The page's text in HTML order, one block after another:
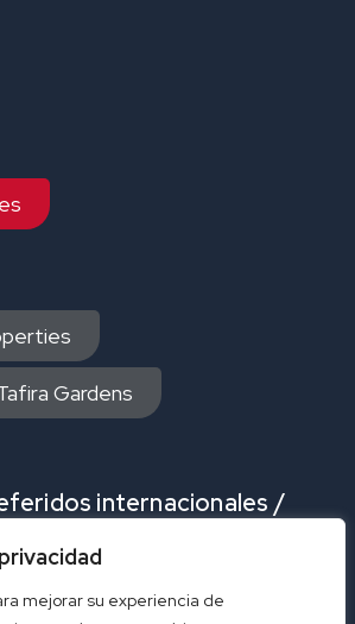
mejorar su experiencia de
Gardens
internacionales /
Program referral